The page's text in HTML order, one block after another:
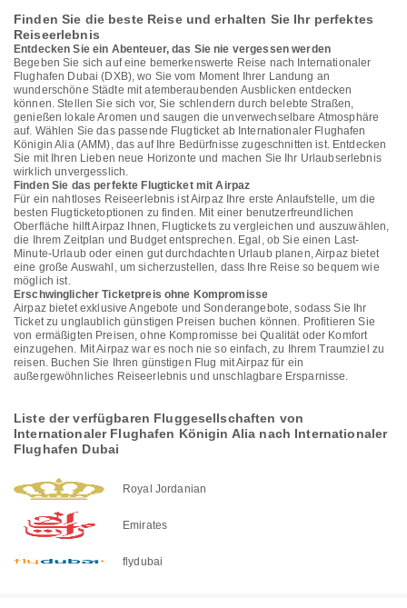
Finden Sie die beste Reise und erhalten Sie Ihr perfektes
Reiseerlebnis
Entdecken Sie ein Abenteuer, das Sie nie vergessen werden
Begeben Sie sich auf eine bemerkenswerte Reise nach Internationaler
Flughafen Dubai (DXB), wo Sie vom Moment Ihrer Landung an
wunderschöne Städte mit atemberaubenden Ausblicken entdecken
können. Stellen Sie sich vor, Sie schlendern durch belebte Straßen,
genießen lokale Aromen und saugen die unverwechselbare Atmosphäre
auf. Wählen Sie das passende Flugticket ab Internationaler Flughafen
Königin Alia (AMM), das auf Ihre Bedürfnisse zugeschnitten ist. Entdecken
Sie mit Ihren Lieben neue Horizonte und machen Sie Ihr Urlaubserlebnis
wirklich unvergesslich.
Finden Sie das perfekte Flugticket mit Airpaz
Für ein nahtloses Reiseerlebnis ist Airpaz Ihre erste Anlaufstelle, um die
besten Flugticketoptionen zu finden. Mit einer benutzerfreundlichen
Oberfläche hilft Airpaz Ihnen, Flugtickets zu vergleichen und auszuwählen,
die Ihrem Zeitplan und Budget entsprechen. Egal, ob Sie einen Last-
Minute-Urlaub oder einen gut durchdachten Urlaub planen, Airpaz bietet
eine große Auswahl, um sicherzustellen, dass Ihre Reise so bequem wie
möglich ist.
Erschwinglicher Ticketpreis ohne Kompromisse
Airpaz bietet exklusive Angebote und Sonderangebote, sodass Sie Ihr
Ticket zu unglaublich günstigen Preisen buchen können. Profitieren Sie
von ermäßigten Preisen, ohne Kompromisse bei Qualität oder Komfort
einzugehen. Mit Airpaz war es noch nie so einfach, zu Ihrem Traumziel zu
reisen. Buchen Sie Ihren günstigen Flug mit Airpaz für ein
außergewöhnliches Reiseerlebnis und unschlagbare Ersparnisse.
Liste der verfügbaren Fluggesellschaften von
Internationaler Flughafen Königin Alia nach Internationaler
Flughafen Dubai
Royal Jordanian
Emirates
flydubai